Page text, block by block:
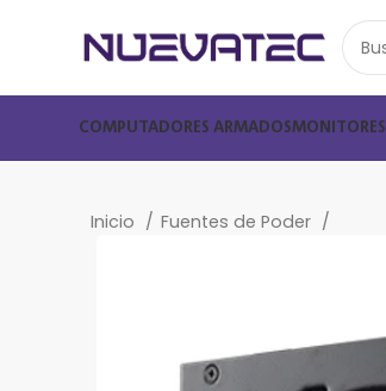
COMPUTADORES ARMADOSMONITORES
Inicio Fuentes de Poder